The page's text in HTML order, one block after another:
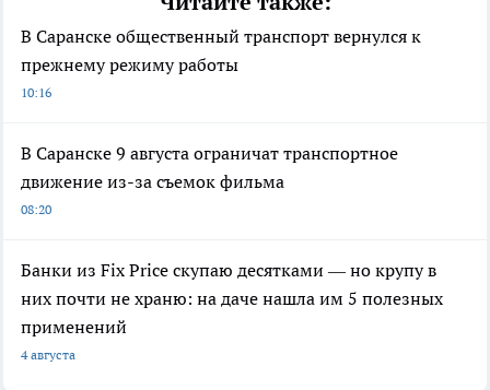
В Саранске общественный транспорт вернулся к
прежнему режиму работы
10:16
В Саранске 9 августа ограничат транспортное
движение из-за съемок фильма
08:20
Банки из Fix Price скупаю десятками — но крупу в
них почти не храню: на даче нашла им 5 полезных
применений
4 августа